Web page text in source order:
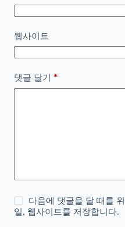
웹사이트
댓글 달기 *
다음에 댓글을 달 때를
일, 웹사이트를 저장합니다.